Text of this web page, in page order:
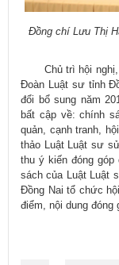
Đồng chí Lưu Thị
Chủ trì hội nghị,
Đoàn Luật sư tỉnh
đổi bổ sung năm
bất cập về: chính
quản, cạnh tranh,
thảo Luật Luật sư
thu ý kiến đóng
sách của Luật Luật
Đồng Nai tổ chức
điểm, nội dung đóng